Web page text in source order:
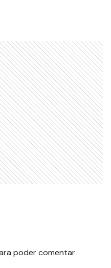
poder comentar